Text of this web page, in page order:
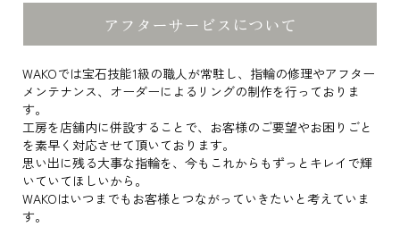
アフターサービスについて
WAKOでは宝石技能1級の職人が常駐し、指輪の修理やアフター
メンテナンス、オーダーによるリングの制作を行っておりま
す。
工房を店舗内に併設することで、お客様のご要望やお困りごと
を素早く対応させて頂いております。
思い出に残る大事な指輪を、今もこれからもずっとキレイで輝
いていてほしいから。
WAKOはいつまでもお客様とつながっていきたいと考えていま
す。